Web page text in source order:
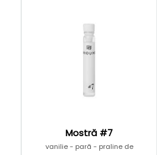
Mostră #7
vanilie - pară - praline de